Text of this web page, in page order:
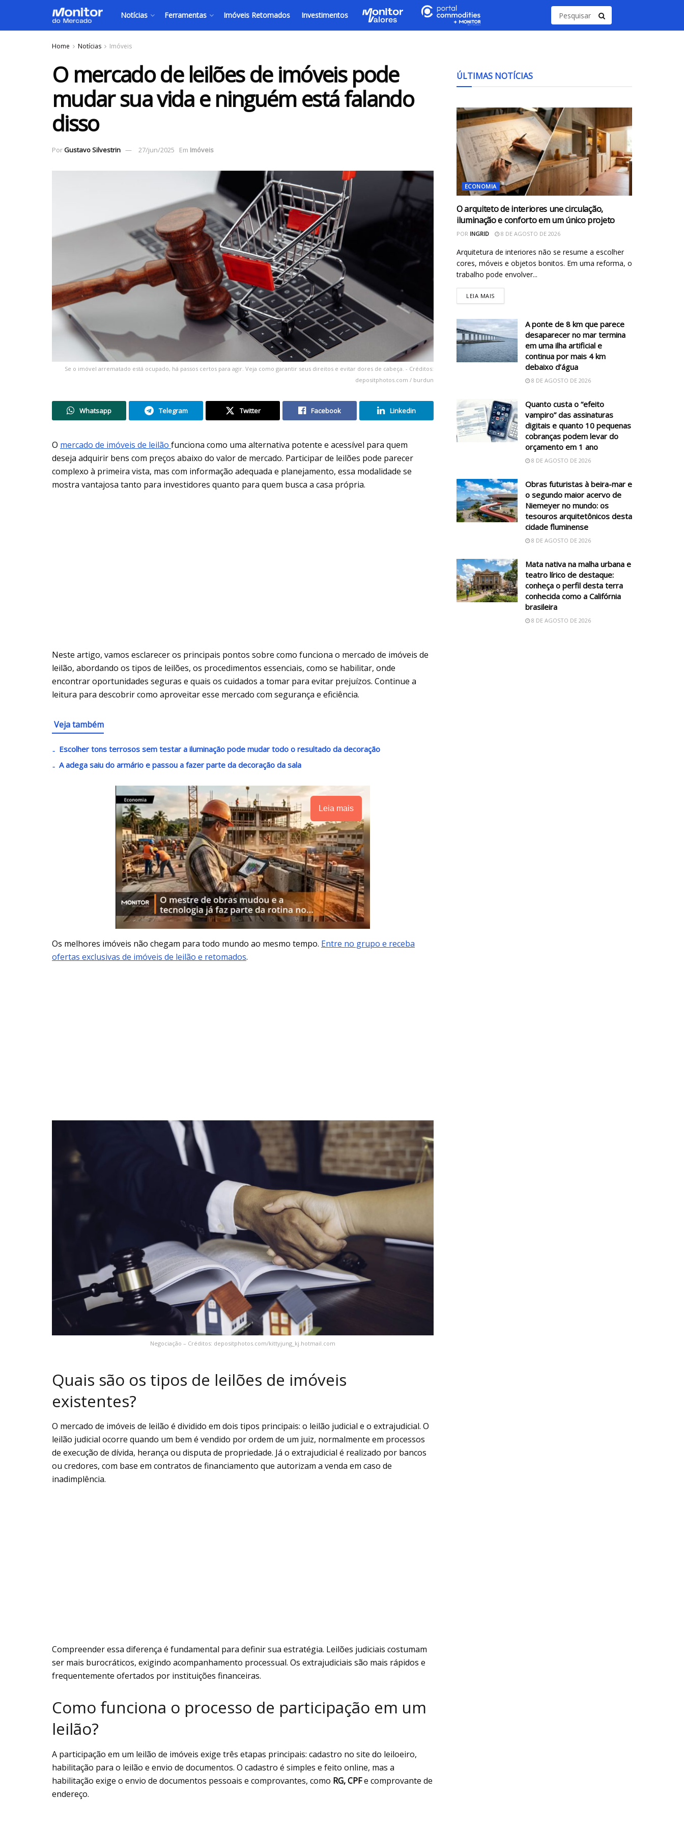
Notícias Ferramentas Imóveis Retomados Investimentos
Home Notícias Imóveis
O mercado de leilões de imóveis pode
mudar sua vida e ninguém está falando
disso
PorGustavo Silvestrin 27/jun/2025 Em Imóveis
Se o imóvel arrematado está ocupado, há passos certos para agir. Veja como garantir seus direitos e evitar dores de cabeça. - Créditos:
depositphotos.com / burdun
Whatsapp Telegram Twitter Facebook Linkedin
O mercado de imóveis de leilão funciona como uma alternativa potente e acessível para quem
deseja adquirir bens com preços abaixo do valor de mercado. Participar de leilões pode parecer
complexo à primeira vista, mas com informação adequada e planejamento, essa modalidade se
mostra vantajosa tanto para investidores quanto para quem busca a casa própria.
Neste artigo, vamos esclarecer os principais pontos sobre como funciona o mercado de imóveis de
leilão, abordando os tipos de leilões, os procedimentos essenciais, como se habilitar, onde
encontrar oportunidades seguras e quais os cuidados a tomar para evitar prejuízos. Continue a
leitura para descobrir como aproveitar esse mercado com segurança e eficiência.
Veja também
Escolher tons terrosos sem testar a iluminação pode mudar todo o resultado da decoração
A adega saiu do armário e passou a fazer parte da decoração da sala
Leia mais
Os melhores imóveis não chegam para todo mundo ao mesmo tempo. Entre no grupo e receba
ofertas exclusivas de imóveis de leilão e retomados.
Negociação – Créditos: depositphotos.com/kittyjung_kj.hotmail.com
Quais são os tipos de leilões de imóveis
existentes?
O mercado de imóveis de leilão é dividido em dois tipos principais: o leilão judicial e o extrajudicial. O
leilão judicial ocorre quando um bem é vendido por ordem de um juiz, normalmente em processos
de execução de dívida, herança ou disputa de propriedade. Já o extrajudicial é realizado por bancos
ou credores, com base em contratos de financiamento que autorizam a venda em caso de
inadimplência.
Compreender essa diferença é fundamental para definir sua estratégia. Leilões judiciais costumam
ser mais burocráticos, exigindo acompanhamento processual. Os extrajudiciais são mais rápidos e
frequentemente ofertados por instituições financeiras.
Como funciona o processo de participação em um
leilão?
A participação em um leilão de imóveis exige três etapas principais: cadastro no site do leiloeiro,
habilitação para o leilão e envio de documentos. O cadastro é simples e feito online, mas a
habilitação exige o envio de documentos pessoais e comprovantes, como RG, CPFe comprovante de
endereço.
ÚLTIMAS NOTÍCIAS
ECONOMIA
O arquiteto de interiores une circulação,
iluminação e conforto em um único projeto
POR INGRID 8 DE AGOSTO DE 2026
Arquitetura de interiores não se resume a escolher
cores, móveis e objetos bonitos. Em uma reforma, o
trabalho pode envolver...
LEIA MAIS
A ponte de 8 km que parece
desaparecer no mar termina
em uma ilha artificial e
continua por mais 4 km
debaixo d’água
8 DE AGOSTO DE 2026
Quanto custa o “efeito
vampiro” das assinaturas
digitais e quanto 10 pequenas
cobranças podem levar do
orçamento em 1 ano
8 DE AGOSTO DE 2026
Obras futuristas à beira-mar e
o segundo maior acervo de
Niemeyer no mundo: os
tesouros arquitetônicos desta
cidade fluminense
8 DE AGOSTO DE 2026
Mata nativa na malha urbana e
teatro lírico de destaque:
conheça o perfil desta terra
conhecida como a Califórnia
brasileira
8 DE AGOSTO DE 2026